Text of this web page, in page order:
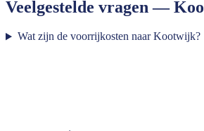
Veelgestelde vragen —
Wat zijn de voorrijkosten naar Kootwijk?